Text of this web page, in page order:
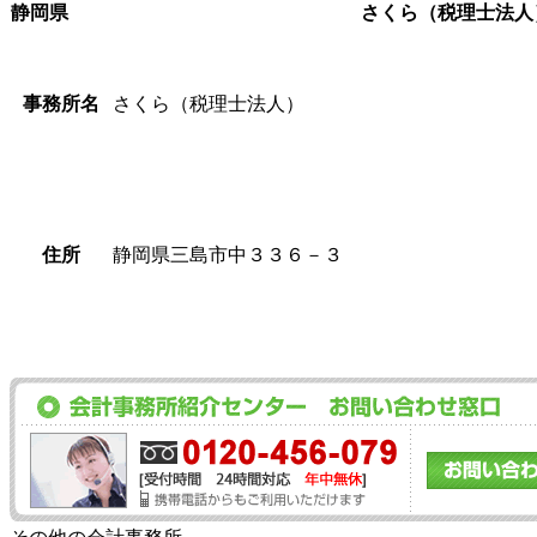
静岡県 さくら（税理士法人
事務所名 さくら（税理士法人）
住所 静岡県三島市中３３６－３